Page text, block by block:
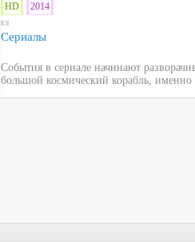
HD 2014
Сериалы
События в сериале начинают
большой космический корабль,